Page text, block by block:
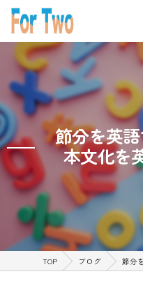
節分を英
本文化を
TOP ブログ 節分